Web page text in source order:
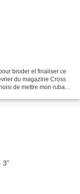
broder et finaliser ce
du magazine Cross
de mettre mon ruban